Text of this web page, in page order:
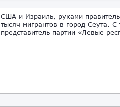
США и Израиль, руками
тысяч мигрантов в город Сеута.
представитель партии «Левые